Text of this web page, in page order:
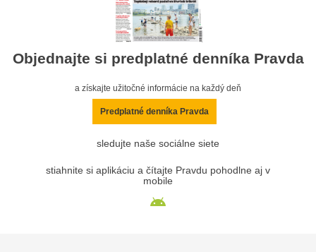
Objednajte si predplatné denníka Pravda
a získajte užitočné informácie na každý deň
Predplatné denníka Pravda
sledujte naše sociálne siete
stiahnite si aplikáciu a čítajte Pravdu pohodlne aj v
mobile